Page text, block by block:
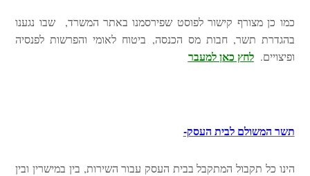
כמו כן מצורף קישור לפוסט שפירסמנו באתר המשרד, שבו נגענו
בהגדרת תשר, חבות מס הכנסה, ביטוח לאומי והפרשות לפנסיה
ופיצויים.לחץ כאן למעבר
תשר המשולם לבית העסק-
הינו כל תקבול המתקבל בבית העסק עבור השירות, בין במישרין ובין